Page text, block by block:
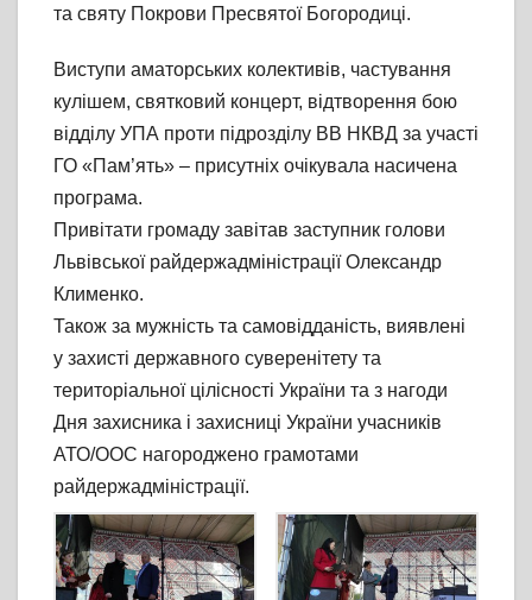
та святу Покрови Пресвятої Богородиці.
Виступи аматорських колективів, частування
кулішем, святковий концерт, відтворення бою
відділу УПА проти підрозділу ВВ НКВД за участі
ГО «Пам’ять» – присутніх очікувала насичена
програма.
Привітати громаду завітав заступник голови
Львівської райдержадміністрації Олександр
Клименко.
Також за мужність та самовідданість, виявлені
у захисті державного суверенітету та
територіальної цілісності України та з нагоди
Дня захисника і захисниці України учасників
АТО/ООС нагороджено грамотами
райдержадміністрації.